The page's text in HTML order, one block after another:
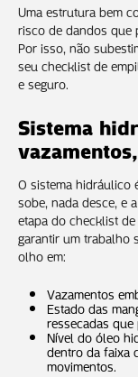
Uma estrutura bem
risco de dandos que
Por isso, não
seu checklist de
e seguro.
Sistema
O sistema hidráulico
sobe, nada desce, e
etapa do checklist
garantir um trabalho
olho em:
Vazamentos
Estado das
ressecadas
Nível do óleo
dentro da faixa
movimentos.